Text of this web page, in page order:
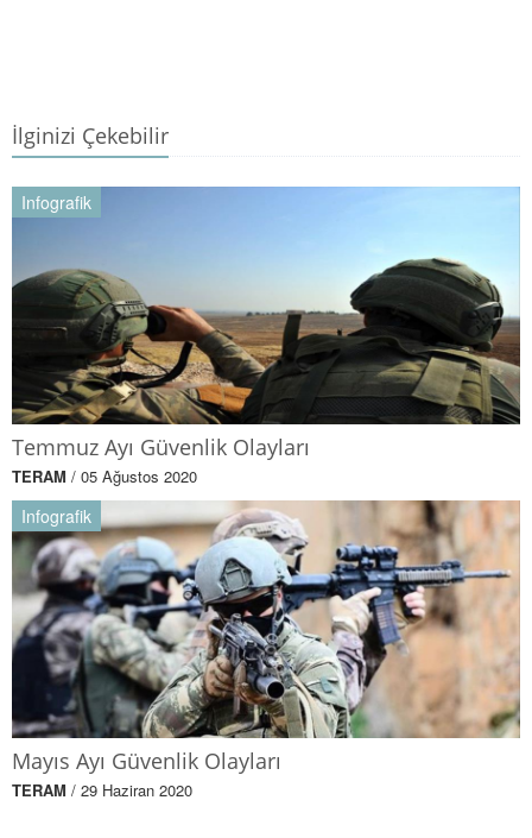
İlginizi Çekebilir
Infografik
Temmuz Ayı Güvenlik Olayları
TERAM / 05 Ağustos 2020
Infografik
Mayıs Ayı Güvenlik Olayları
TERAM / 29 Haziran 2020